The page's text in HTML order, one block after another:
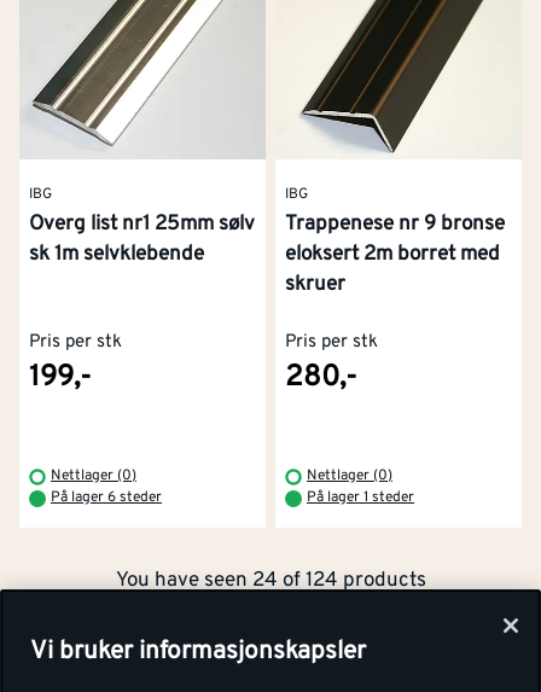
IBG
Overg list nr1 25mm sølv
sk 1m selvklebende
Pris per stk
199,-
Nettlager (0)
På lager 6 steder
IBG
Trappenese nr 9 bronse
eloksert 2m borret med
skruer
Pris per stk
280,-
Nettlager (0)
På lager 1 steder
You have seen 24 of 124 products
Vis flere (124)
Betaling
Netthandel
Montér Klubb
Medlemsavtaler
Om Montér
Vi bruker informasjonskapsler